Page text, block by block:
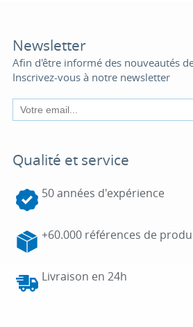
Newsletter
Afin d'être informé des nouveautés
Inscrivez-vous à notre newsletter
Qualité et service
50 années d'expérience
+60.000 références de
Livraison en 24h